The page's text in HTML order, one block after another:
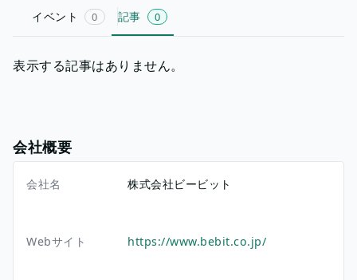
イベント 0 記事 0
表示する記事はありません。
会社概要
会社名 株式会社ビービット
Webサイト https://www.bebit.co.jp/